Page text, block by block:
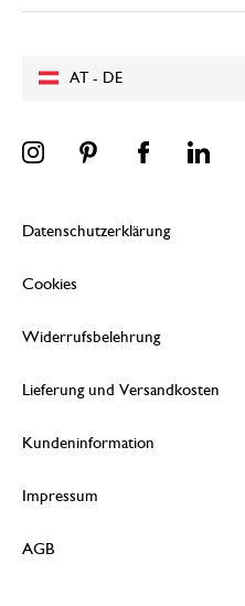
AT - DE
Datenschutzerklärung
Cookies
Widerrufsbelehrung
Lieferung und Versandkosten
Kundeninformation
Impressum
AGB